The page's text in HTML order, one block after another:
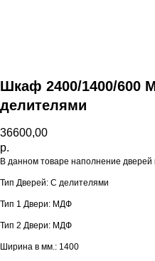
Шкаф 2400/1400/
делителями
36600,00
р.
В данном товаре наполнение
Тип Дверей: С делителями
Тип 1 Двери: МДФ
Тип 2 Двери: МДФ
Ширина в мм.: 1400